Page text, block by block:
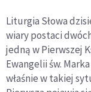
Liturgia Słowa
wiary postaci
jedną w Pierwszej
Ewangelii św.
właśnie w takiej